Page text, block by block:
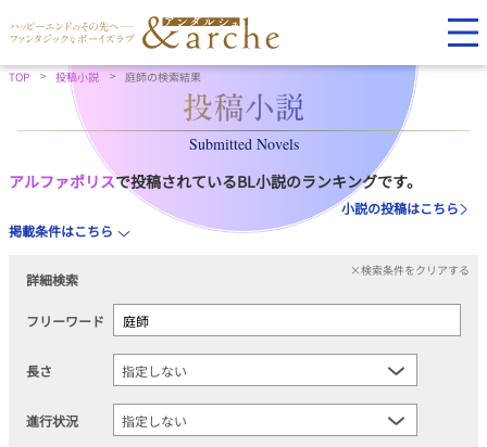
TOP 投稿小説 庭師の検索結果
Submitted Novels
アルファポリスで投稿されているBL小説のランキングです。
小説の投稿はこちら
掲載条件はこちら
詳細検索
×検索条件をクリアする
フリーワード
長さ
進行状況